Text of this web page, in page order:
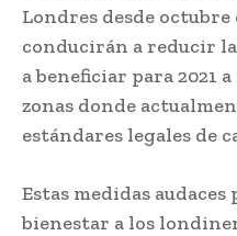
Londres desde octubre
conducirán a reducir
a beneficiar para 2021
zonas donde
estándares legales de
Estas medidas
bienestar a los